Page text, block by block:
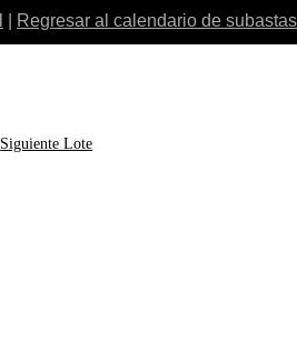
Regresar al calendario de subastas
Siguiente Lote